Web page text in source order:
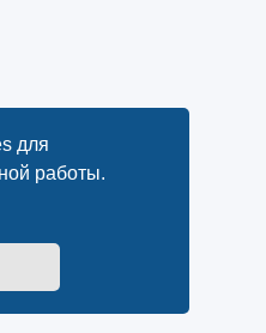
для
работы.